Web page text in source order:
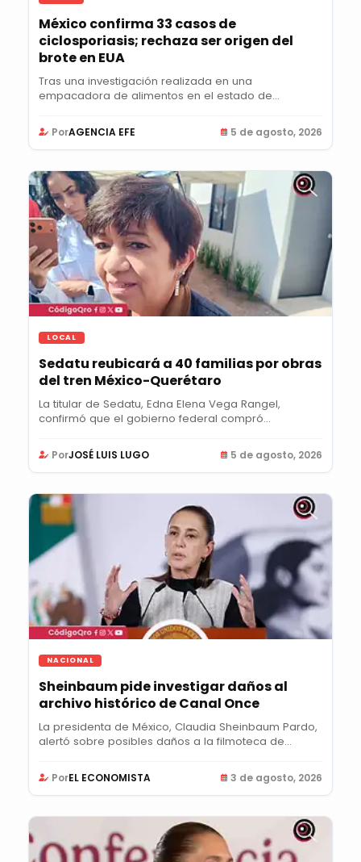
México confirma 33 casos de
ciclosporiasis; rechaza ser origen del
brote en EUA
Tras una investigación realizada en una
empacadora de alimentos en el estado de
PorAGENCIA EFE 5 de agosto, 2026
LOCAL
Sedatu reubicará a 40 familias por obras
del tren México-Querétaro
La titular de Sedatu, Edna Elena Vega Rangel,
confirmó que el gobierno federal compró
PorJOSÉ LUIS LUGO 5 de agosto, 2026
NACIONAL
Sheinbaum pide investigar daños al
archivo histórico de Canal Once
La presidenta de México, Claudia Sheinbaum Pardo,
alertó sobre posibles daños a la filmoteca de...
PorEL ECONOMISTA 3 de agosto, 2026